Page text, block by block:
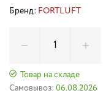
Бренд: FORTLUFT
Товар на складе
Самовывоз: 06.08.2026